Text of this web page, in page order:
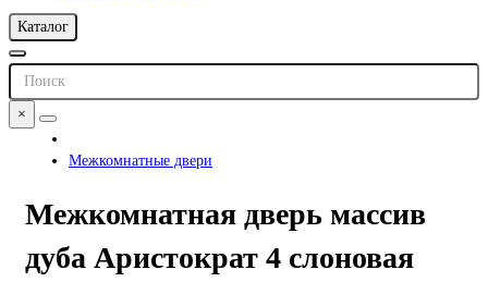
Каталог
×
Межкомнатные двери
Межкомнатная дверь массив
дуба Аристократ 4 слоновая